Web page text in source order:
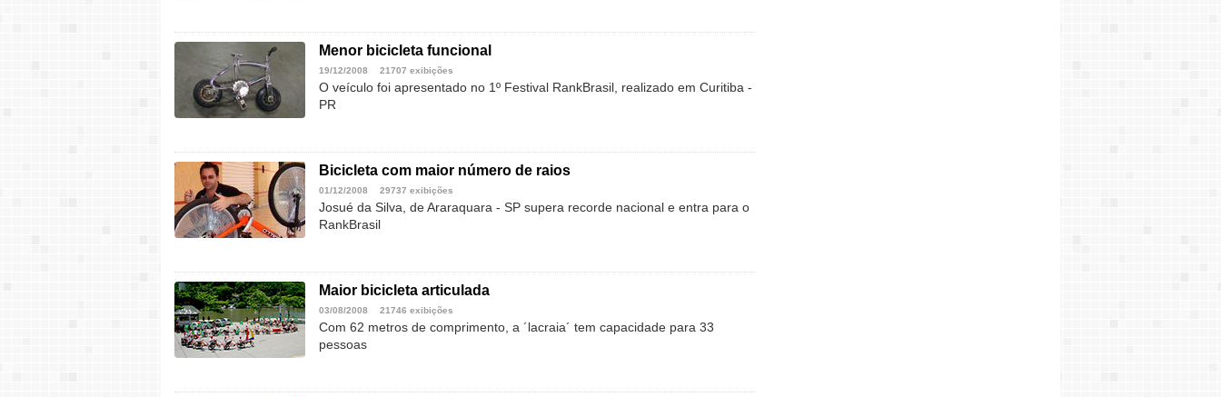
Menor bicicleta funcional
19/12/2008 21707 exibições
O veículo foi apresentado no 1º Festival RankBrasil, realizado em Curitiba -
PR
Bicicleta com maior número de raios
01/12/2008 29737 exibições
Josué da Silva, de Araraquara - SP supera recorde nacional e entra para o
RankBrasil
Maior bicicleta articulada
03/08/2008 21746 exibições
Com 62 metros de comprimento, a ´lacraia´ tem capacidade para 33
pessoas